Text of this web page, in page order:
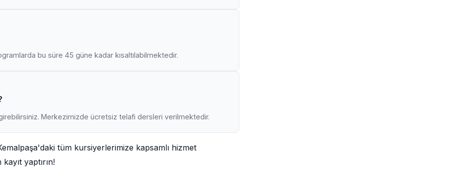
bu süre 45 güne kadar kısaltılabilmektedir.
Merkezimizde ücretsiz telafi dersleri verilmektedir.
tüm kursiyerlerimize kapsamlı hizmet
yaptırın!